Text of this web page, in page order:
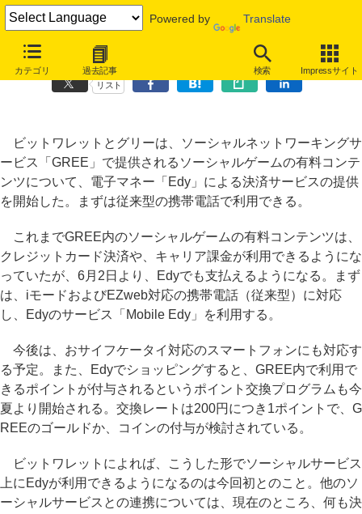
Powered by Translate
カテゴリ 過去記事 検索 Impressサイト
GREEのソーシャルゲーム決済、「Edy」が利用可能に
リスト
ビットワレットとグリーは、ソーシャルネットワーキングサ
ービス「GREE」で提供されるソーシャルゲームの有料コンテ
ンツについて、電子マネー「Edy」による決済サービスの提供
を開始した。まずは従来型の携帯電話で利用できる。
これまでGREE内のソーシャルゲームの有料コンテンツは、
クレジットカード決済や、キャリア課金が利用できるようにな
っていたが、6月2日より、Edyでも支払えるようになる。まず
は、iモードおよびEZweb対応の携帯電話（従来型）に対応
し、Edyのサービス「Mobile Edy」を利用する。
今後は、おサイフケータイ対応のスマートフォンにも対応す
る予定。また、Edyでショッピングすると、GREE内で利用で
きるポイントが付与されるというポイント交換プログラムも今
夏より開始される。交換レートは200円につき1ポイントで、G
REEのゴールドか、コインの付与が検討されている。
ビットワレットによれば、こうした形でソーシャルサービス
上にEdyが利用できるようになるのは今回初とのこと。他のソ
ーシャルサービスとの連携については、現在のところ、何も決